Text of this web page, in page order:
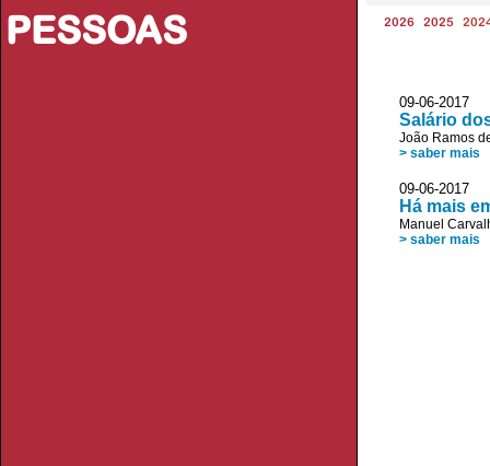
PESSOAS
2026 2025
09-06-2017
Salário
João Ramos
> saber mais
09-06-2017
Há mais
Manuel
> saber mais